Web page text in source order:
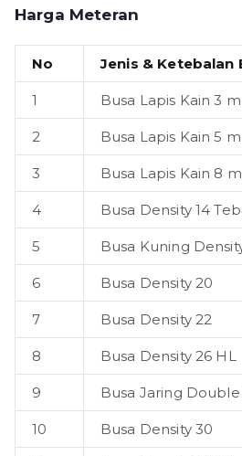
Harga Meteran
No Jenis & Ketebalan
1 Busa Lapis Kain 3
2 Busa Lapis Kain 5
3 Busa Lapis Kain 8
4 Busa Density 14
5 Busa Kuning
6 Busa Density 20
7 Busa Density 22
8 Busa Density 26 HL
9 Busa Jaring
10 Busa Density 30